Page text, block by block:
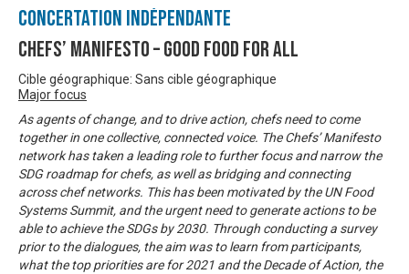
Concertation Indépendante
Chefs’ Manifesto – Good Food For All
Cible géographique: Sans cible géographique
Major focus
As agents of change, and to drive action, chefs need to come
together in one collective, connected voice. The Chefs’ Manifesto
network has taken a leading role to further focus and narrow the
SDG roadmap for chefs, as well as bridging and connecting
across chef networks. This has been motivated by the UN Food
Systems Summit, and the urgent need to generate actions to be
able to achieve the SDGs by 2030. Through conducting a survey
prior to the dialogues, the aim was to learn from participants,
what the top priorities are for 2021 and the Decade of Action, the